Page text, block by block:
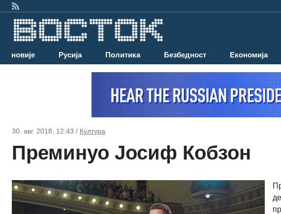
Најновије Русија Политика Безбедност Економија
30. авг. 2018, 12:43 / Култура
Преминуо Јосиф Кобзон